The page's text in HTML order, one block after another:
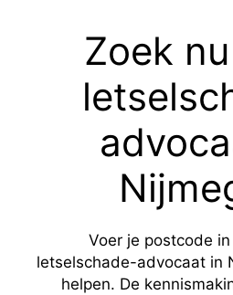
Zoek
Voer je postcode
letselschade-advocaat in
helpen. De